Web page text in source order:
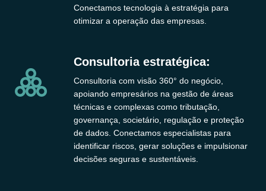
Conectamos tecnologia à estratégia para
otimizar a operação das empresas.
Consultoria estratégica:
Consultoria com visão 360° do negócio,
apoiando empresários na gestão de áreas
técnicas e complexas como tributação,
governança, societário, regulação e proteção
de dados. Conectamos especialistas para
identificar riscos, gerar soluções e impulsionar
decisões seguras e sustentáveis.